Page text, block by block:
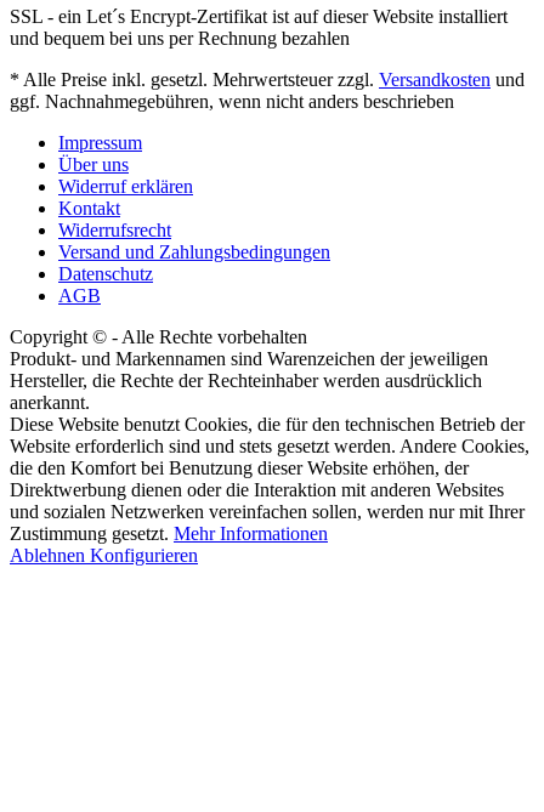
SSL - ein Let´s Encrypt-Zertifikat ist auf dieser Website installiert
und bequem bei uns per Rechnung bezahlen
* Alle Preise inkl. gesetzl. Mehrwertsteuer zzgl. Versandkosten und
ggf. Nachnahmegebühren, wenn nicht anders beschrieben
Impressum
Über uns
Widerruf erklären
Kontakt
Widerrufsrecht
Versand und Zahlungsbedingungen
Datenschutz
AGB
Copyright © - Alle Rechte vorbehalten
Produkt- und Markennamen sind Warenzeichen der jeweiligen
Hersteller, die Rechte der Rechteinhaber werden ausdrücklich
anerkannt.
Diese Website benutzt Cookies, die für den technischen Betrieb der
Website erforderlich sind und stets gesetzt werden. Andere Cookies,
die den Komfort bei Benutzung dieser Website erhöhen, der
Direktwerbung dienen oder die Interaktion mit anderen Websites
und sozialen Netzwerken vereinfachen sollen, werden nur mit Ihrer
Zustimmung gesetzt. Mehr Informationen
Ablehnen Konfigurieren